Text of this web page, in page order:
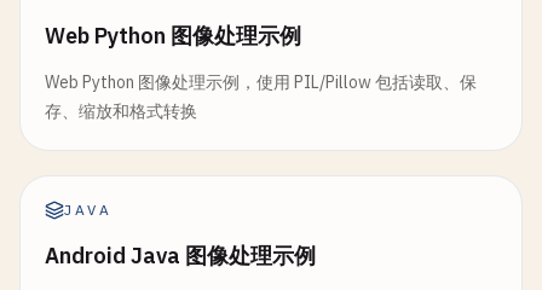
Web Python 图像处理示例
Web Python 图像处理示例，使用 PIL/Pillow 包括读取、保
存、缩放和格式转换
JAVA
Android Java 图像处理示例